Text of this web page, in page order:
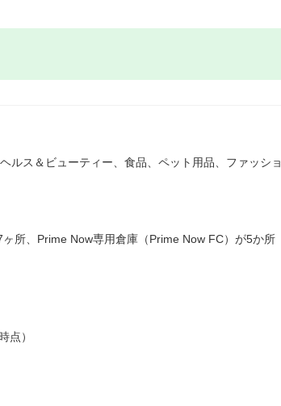
ルス＆ビューティー、食品、ペット用品、ファッショ
所、Prime Now専用倉庫（Prime Now FC）が5か所
点）